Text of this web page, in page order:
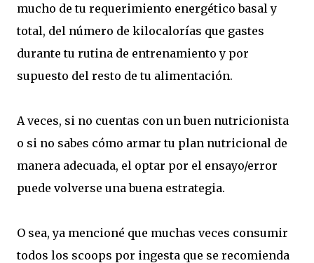
mucho de tu requerimiento energético basal y
total, del número de kilocalorías que gastes
durante tu rutina de entrenamiento y por
supuesto del resto de tu alimentación.
A veces, si no cuentas con un buen nutricionista
o si no sabes cómo armar tu plan nutricional de
manera adecuada, el optar por el ensayo/error
puede volverse una buena estrategia.
O sea, ya mencioné que muchas veces consumir
todos los scoops por ingesta que se recomienda